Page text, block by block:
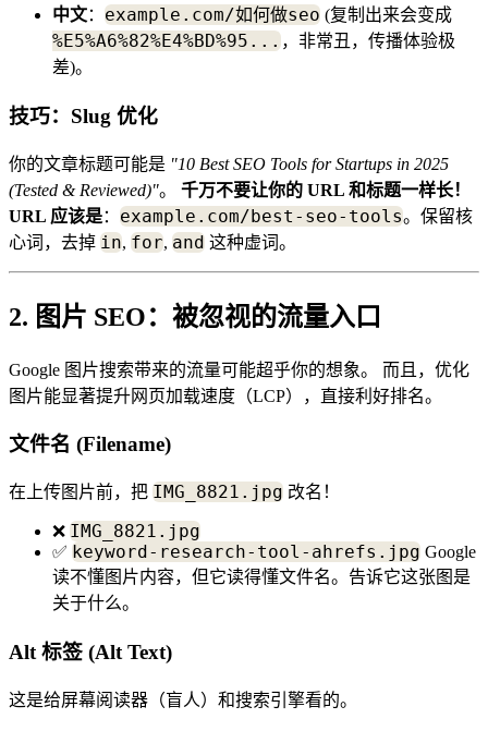
中文： example.com/如何做seo (复制出来会变成
%E5%A6%82%E4%BD%95... ，非常丑，传播体验极
差)。
技巧：Slug 优化
你的文章标题可能是 "10 Best SEO Tools for Startups in 2025
(Tested & Reviewed)"。 千万不要让你的 URL 和标题一样长！
URL 应该是： example.com/best-seo-tools。保留核
心词，去掉 in, for, and 这种虚词。
2. 图片 SEO：被忽视的流量入口
Google 图片搜索带来的流量可能超乎你的想象。 而且，优化
图片能显著提升网页加载速度（LCP），直接利好排名。
文件名 (Filename)
在上传图片前，把 IMG_8821.jpg 改名！
❌ IMG_8821.jpg
✅ keyword-research-tool-ahrefs.jpg Google
读不懂图片内容，但它读得懂文件名。告诉它这张图是
关于什么。
Alt 标签 (Alt Text)
这是给屏幕阅读器（盲人）和搜索引擎看的。